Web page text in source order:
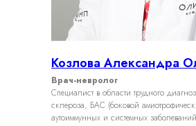
Козлова Александра
Врач-невролог
Специалист в области трудного
склероза, БАС (боковой
аутоиммунных и системных